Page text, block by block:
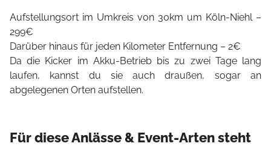
Aufstellungsort im Umkreis von 30km um Köln-Niehl –
299€
Darüber hinaus für jeden Kilometer Entfernung – 2€
Da die Kicker im Akku-Betrieb bis zu zwei Tage lang
laufen, kannst du sie auch draußen, sogar an
abgelegenen Orten aufstellen.
Für diese Anlässe & Event-Arten steht